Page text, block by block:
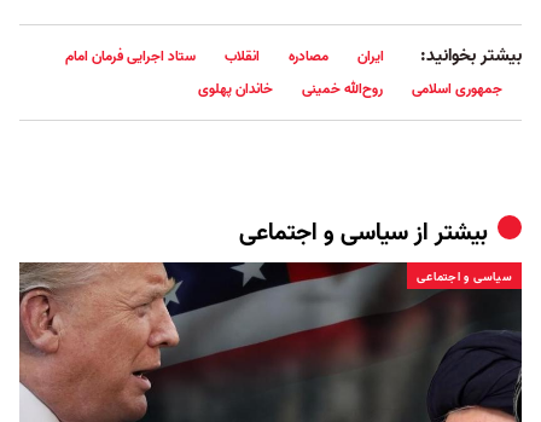
بیشتر بخوانید: ایران مصادره انقلاب
ستاد اجرایی فرمان امام
جمهوری اسلامی
روح‌الله خمینی خاندان پهلوی
بیشتر ازسیاسی و اجتماعی
سیاسی و اجتماعی